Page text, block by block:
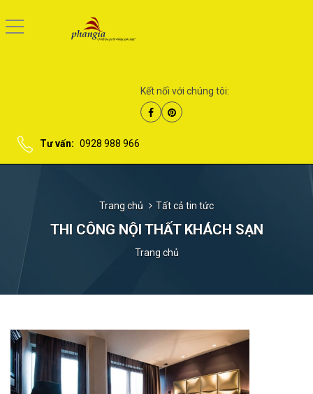
Kết nối với chúng tôi:
Tư vấn: 0928 988 966
Trang chủ Tất cả tin tức
THI CÔNG NỘI THẤT KHÁCH SẠN
Trang chủ